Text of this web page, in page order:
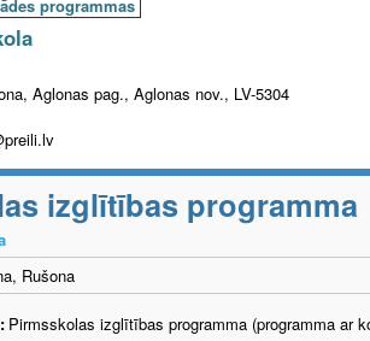
programmas
Aglonas pag., Aglonas nov., LV-5304
izglītības programma
Rušona
Pirmsskolas izglītības programma (programma ar